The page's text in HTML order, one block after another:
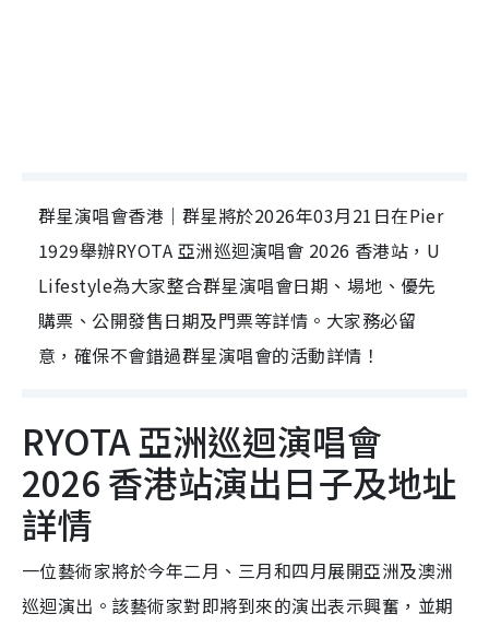
群星演唱會香港｜群星將於2026年03月21日在Pier
1929舉辦RYOTA 亞洲巡迴演唱會 2026 香港站，U
Lifestyle為大家整合群星演唱會日期、場地、優先
購票、公開發售日期及門票等詳情。大家務必留
意，確保不會錯過群星演唱會的活動詳情！
RYOTA 亞洲巡迴演唱會
2026 香港站演出日子及地址
詳情
一位藝術家將於今年二月、三月和四月展開亞洲及澳洲
巡迴演出。該藝術家對即將到來的演出表示興奮，並期